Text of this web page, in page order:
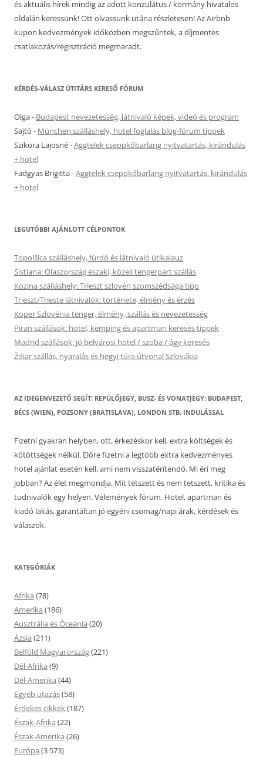
és aktuális hírek mindig az adott konzulátus / kormány hivatalos
oldalán keressünk! Ott olvassunk utána részletesen! Az Airbnb
kupon kedvezmények időközben megszűntek, a díjmentes
csatlakozás/regisztráció megmaradt.
KÉRDÉS-VÁLASZ ÚTITÁRS KERESŐ FÓRUM
Olga- Budapest nevezetesség, látnivaló képek, videó és program
Sajtó - München szálláshely, hotel foglalás blog-fórum tippek
Szikora Lajosné-Aggtelek cseppkőbarlang nyitvatartás, kirándulás
+ hotel
Fadgyas Brigitta-Aggtelek cseppkőbarlang nyitvatartás, kirándulás
+ hotel
LEGUTÓBBI AJÁNLOTT CÉLPONTOK
Topolšica szálláshely, fürdő és látnivaló útikalauz
Sistiana: Olaszország északi, közeli tengerpart szállás
Kozina szálláshely: Trieszt szlovén szomszédsága tipp
Trieszt/Trieste látnivalók: története, élmény és érzés
Koper Szlovénia tenger, élmény, szállás és nevezetesség
Piran szállások: hotel, kemping és apartman keresés tippek
Madrid szállások: jó belvárosi hotel / szoba / ágy keresés
Ždiar szállás, nyaralás és hegyi túra útvonal Szlovákia
AZ IDEGENVEZETŐ SEGÍT: REPÜLŐJEGY, BUSZ- ÉS VONATJEGY: BUDAPEST,
BÉCS (WIEN), POZSONY (BRATISLAVA), LONDON STB. INDULÁSSAL
Fizetni gyakran helyben, ott, érkezéskor kell, extra költségek és
kötöttségek nélkül. Előre fizetni a legtöbb extra kedvezményes
hotel ajánlat esetén kell, ami nem visszatérítendő. Mi éri meg
jobban? Az élet megmondja. Mit tetszett és nem tetszett, kritika és
tudnivalók egy helyen. Vélemények fórum. Hotel, apartman és
kiadó lakás, garantáltan jó egyéni csomag/napi árak, kérdések és
válaszok.
KATEGÓRIÁK
Afrika (78)
Amerika (186)
Ausztrália és Óceánia (20)
Ázsia (211)
Belföld Magyarország(221)
Dél-Afrika (9)
Dél-Amerika (44)
Egyéb utazás(58)
Érdekes cikkek (187)
Észak-Afrika (22)
Észak-Amerika (26)
Európa (3 573)